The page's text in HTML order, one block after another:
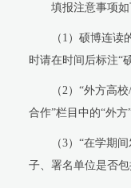
填报注意事项如
（ 1 ）硕博连读
时请在时间后标注“
（ 2 ） “外方高校/
合作”栏目中的“外方
（3） “在学期间
子、署名单位是否